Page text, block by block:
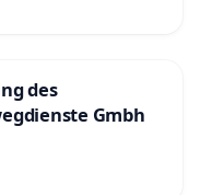
des
Gmbh